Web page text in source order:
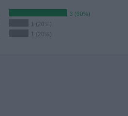
3 (60%)
1 (20%)
1 (20%)